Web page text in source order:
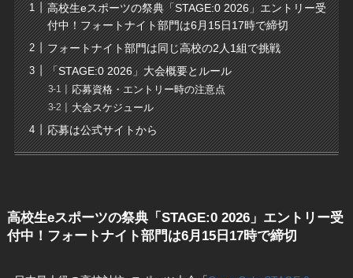
高校生eスポーツの祭典「STAGE:0 2026」エントリー受
付中！フォートナイト部門は6月15日17時で締切
フォートナイト部門は同じ高校の2人1組で挑戦
「STAGE:0 2026」大会概要とルール
応募資格・エントリー時の注意点
大会スケジュール
応募は公式サイトから
高校生eスポーツの祭典「STAGE:0 2026」エントリー受
付中！フォートナイト部門は6月15日17時で締切